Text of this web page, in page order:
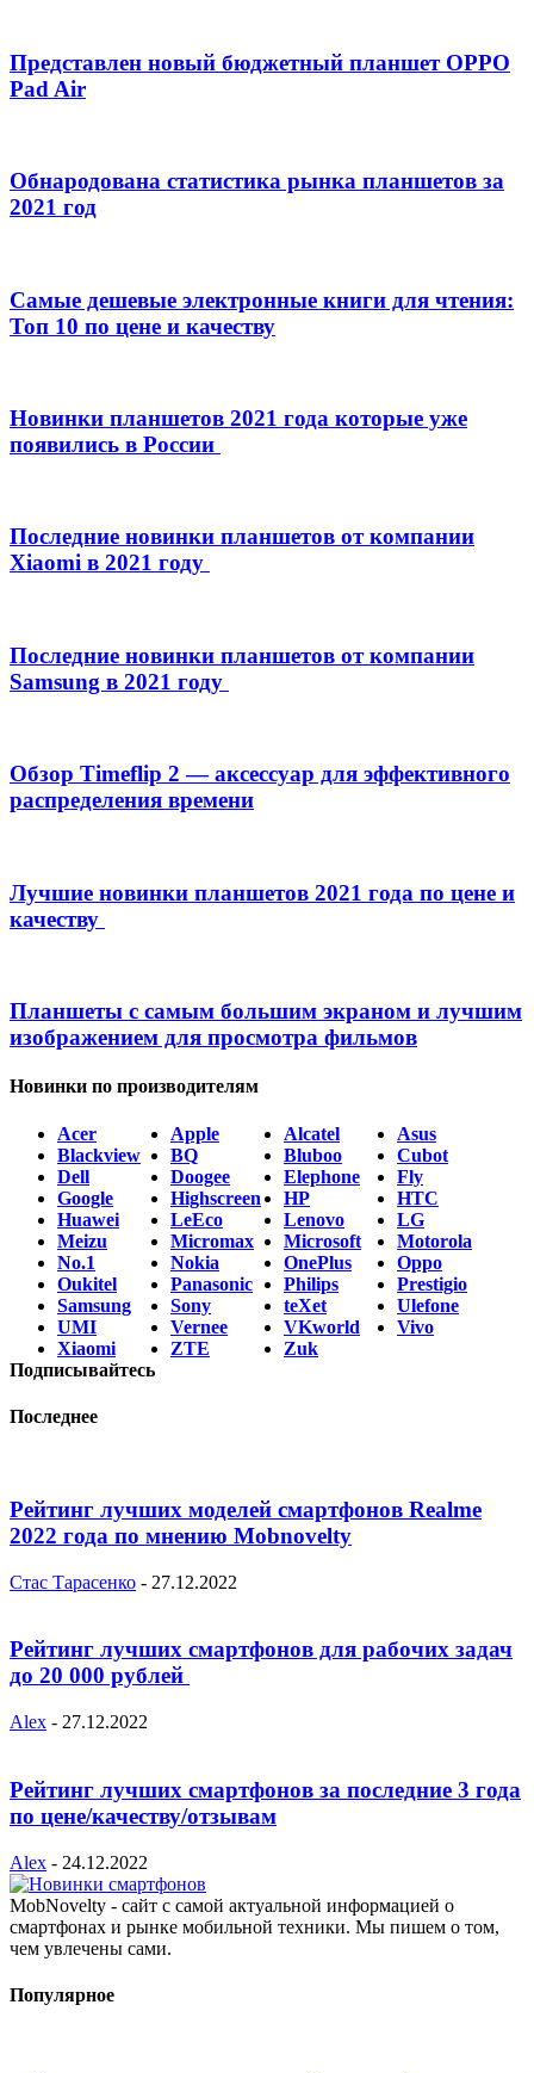
Представлен новый бюджетный планшет OPPO
Pad Air
Обнародована статистика рынка планшетов за
2021 год
Самые дешевые электронные книги для чтения:
Топ 10 по цене и качеству
Новинки планшетов 2021 года которые уже
появились в России
Последние новинки планшетов от компании
Xiaomi в 2021 году
Последние новинки планшетов от компании
Samsung в 2021 году
Обзор Timeflip 2 — аксессуар для эффективного
распределения времени
Лучшие новинки планшетов 2021 года по цене и
качеству
Планшеты с самым большим экраном и лучшим
изображением для просмотра фильмов
Новинки по производителям
Acer Apple Alcatel
Asus
Blackview
BQ Bluboo
Cubot
Dell
Doogee Elephone
Fly
Google
Highscreen HP
HTC
Huawei
LeEco Lenovo
LG
Meizu
Micromax Microsoft
Motorola
No.1
Nokia OnePlus
Oppo
Oukitel
Panasonic Philips
Prestigio
Samsung
Sony teXet
Ulefone
UMI
Vernee VKworld
Vivo
Xiaomi
ZTE
Zuk
Подписывайтесь
Последнее
Рейтинг лучших моделей смартфонов Realme
2022 года по мнению Mobnovelty
Стас Тарасенко - 27.12.2022
Рейтинг лучших смартфонов для рабочих задач
до 20 000 рублей
Alex - 27.12.2022
Рейтинг лучших смартфонов за последние 3 года
по цене/качеству/отзывам
Alex - 24.12.2022
MobNovelty - сайт с самой актуальной информацией о
смартфонах и рынке мобильной техники. Мы пишем о том,
чем увлечены сами.
Популярное